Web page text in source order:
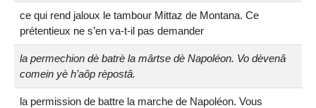
ce qui rend jaloux le tambour Mittaz de Montana. Ce
prétentieux ne s’en va-t-il pas demander
la permechion dè batrè la mârtse dè Napoléon. Vo dèvenâ
comein yè h’aôp rèpostâ.
la permission de battre la marche de Napoléon. Vous